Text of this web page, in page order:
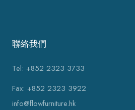
聯絡我們
Tel: +852 2323 3733
Fax: +852 2323 3922
info@flowfurniture.hk